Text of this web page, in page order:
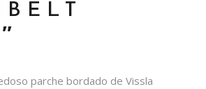
parche bordado de Vissla